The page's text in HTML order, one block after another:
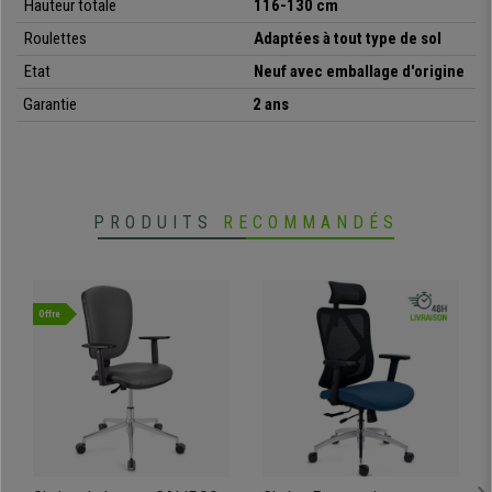
• Grand confort, adapté pour une utilisation intensive
•Mécanisme basculant de balancement
• Revêtement en maille respirable et tissu résistant
• Appui-Tête réglable en hauteur et angle
Hauteur totale
116-130 cm
Roulettes
Adaptées à tout type de sol
Etat
Neuf avec emballage d'origine
Garantie
2 ans
PRODUITS RECOMMANDÉS
Offre